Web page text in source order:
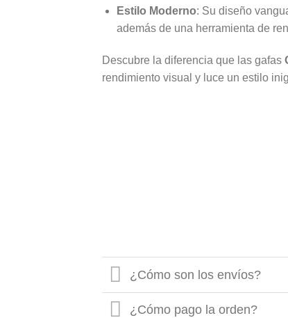
Estilo Moderno: Su diseño
además de una herramienta de
Descubre la diferencia que las gafas
rendimiento visual y luce un estilo
¿Cómo son los envíos?
¿Cómo pago la orden?